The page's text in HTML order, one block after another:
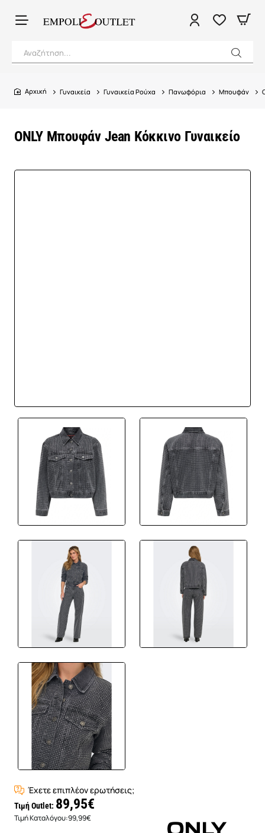
Αναζήτηση...
ONLY Μπουφάν Jean Κόκκινο Γυναικείο
home
Γυναικεία Γυναικεία Ρούχα Πανωφόρια Μπουφάν
Έχετε επιπλέον ερωτήσεις;
Τιμή Outlet: 89,95€
Τιμή Καταλόγου:99,99€